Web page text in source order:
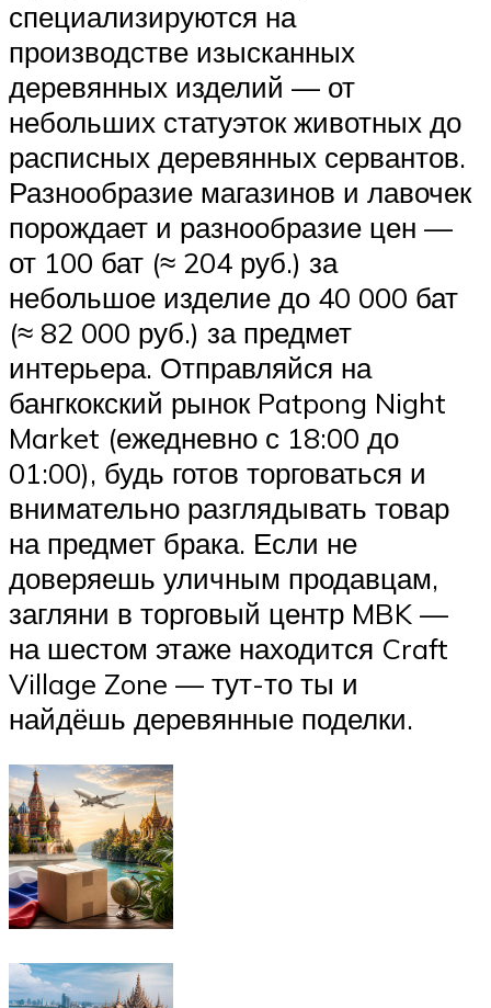
специализируются на
производстве изысканных
деревянных изделий — от
небольших статуэток животных до
расписных деревянных сервантов.
Разнообразие магазинов и лавочек
порождает и разнообразие цен —
от 100 бат (≈ 204 руб.) за
небольшое изделие до 40 000 бат
(≈ 82 000 руб.) за предмет
интерьера. Отправляйся на
бангкокский рынок Patpong Night
Market (ежедневно с 18:00 до
01:00), будь готов торговаться и
внимательно разглядывать товар
на предмет брака. Если не
доверяешь уличным продавцам,
загляни в торговый центр MBK —
на шестом этаже находится Craft
Village Zone — тут-то ты и
найдёшь деревянные поделки.